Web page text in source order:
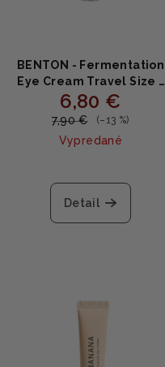
BENTON - Fermentation
Eye Cream Travel Size -
Očný krém s fermentmi
10g
6,80 €
7,90 € (–13 %)
Vypredané
Detail